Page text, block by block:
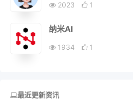
2023 1
纳米AI
1934 1
最近更新资讯